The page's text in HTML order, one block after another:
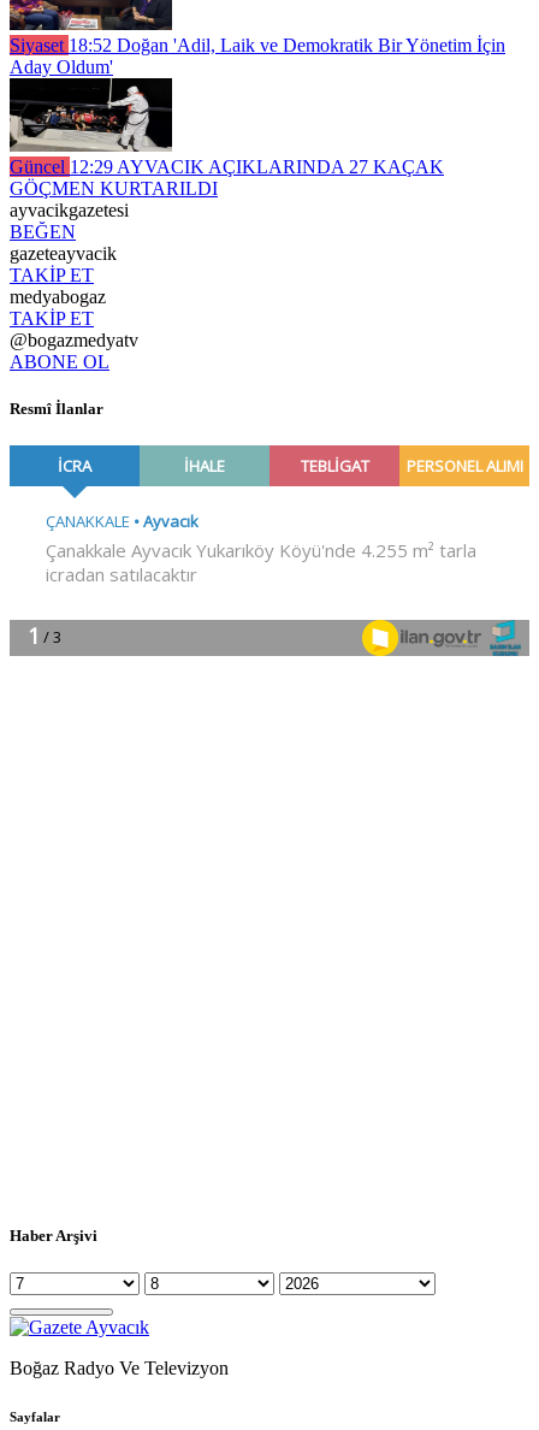
Siyaset 18:52 Doğan 'Adil, Laik ve Demokratik Bir Yönetim İçin
Aday Oldum'
Güncel 12:29 AYVACIK AÇIKLARINDA 27 KAÇAK
GÖÇMEN KURTARILDI
ayvacikgazetesi
BEĞEN
gazeteayvacik
TAKİP ET
medyabogaz
TAKİP ET
@bogazmedyatv
ABONE OL
Resmî İlanlar
Haber Arşivi
Boğaz Radyo Ve Televizyon
Sayfalar